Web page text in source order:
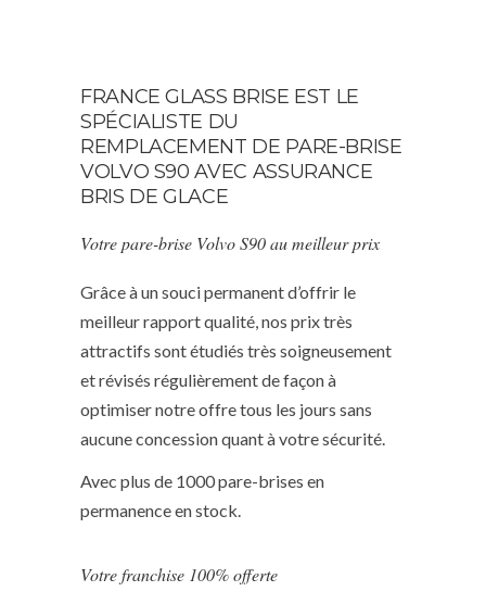
FRANCE GLASS BRISE EST LE
SPÉCIALISTE DU
REMPLACEMENT DE PARE-BRISE
VOLVO S90 AVEC ASSURANCE
BRIS DE GLACE
Votre pare-brise Volvo S90 au meilleur prix
Grâce à un souci permanent d’offrir le
meilleur rapport qualité, nos prix très
attractifs sont étudiés très soigneusement
et révisés régulièrement de façon à
optimiser notre offre tous les jours sans
aucune concession quant à votre sécurité.
Avec plus de 1000 pare-brises en
permanence en stock.
Votre franchise 100% offerte